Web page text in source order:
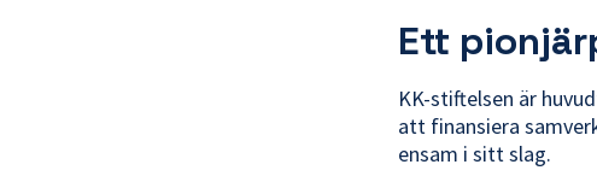
Ett
KK-stiftelsen är
att finansiera
ensam i sitt slag.